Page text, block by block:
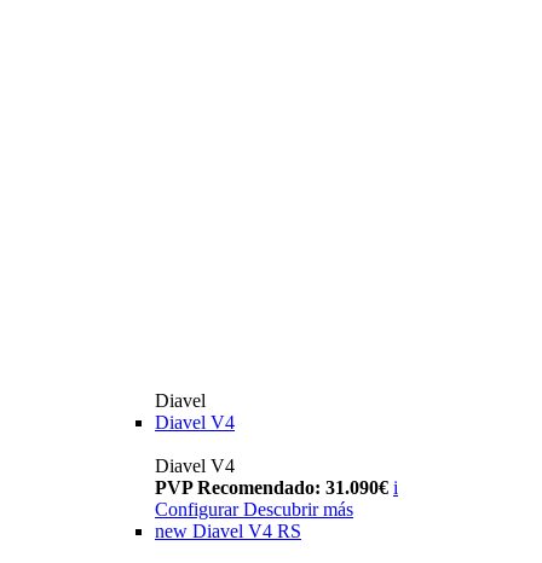
Diavel
Diavel V4
Diavel V4
PVP Recomendado: 31.090€ i
Configurar Descubrir más
new Diavel V4 RS